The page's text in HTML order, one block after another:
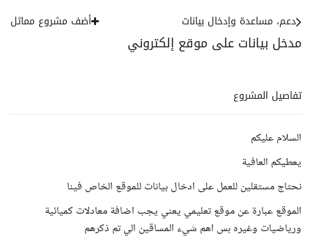
مدخل بيانات على موقع إلكتروني
دعم، مساعدة وإدخال بيانات أضف مشروع مماثل
تفاصيل المشروع
السلام عليكم
يعطيكم العافية
نحتاج مستقلين للعمل على ادخال بيانات للموقع الخاص فينا
الموقع عبارة عن موقع تعليمي يعني يجب اضافة معادلات كميائية
ورياضيات وغيره بس اهم شيء المساقين الي تم ذكرهم